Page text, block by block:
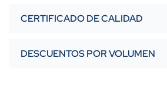
CERTIFICADO DE CALIDAD
DESCUENTOS POR VOLUMEN